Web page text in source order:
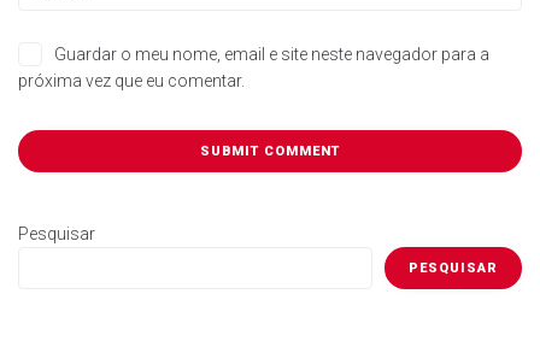
Guardar o meu nome, email e site neste navegador para a
próxima vez que eu comentar.
Pesquisar
PESQUISAR